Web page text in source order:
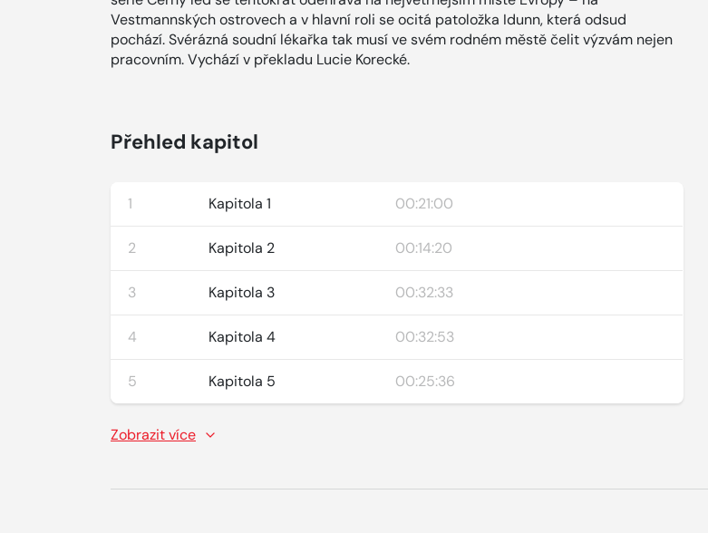
Vestmannských ostrovech a v hlavní roli se ocitá patoložka Idunn, která odsud
pochází. Svérázná soudní lékařka tak musí ve svém rodném městě čelit výzvám nejen
pracovním. Vychází v překladu Lucie Korecké.
Přehled kapitol
1 Kapitola 1 00:21:00
2 Kapitola 2 00:14:20
3 Kapitola 3 00:32:33
4 Kapitola 4 00:32:53
5 Kapitola 5 00:25:36
Zobrazit více